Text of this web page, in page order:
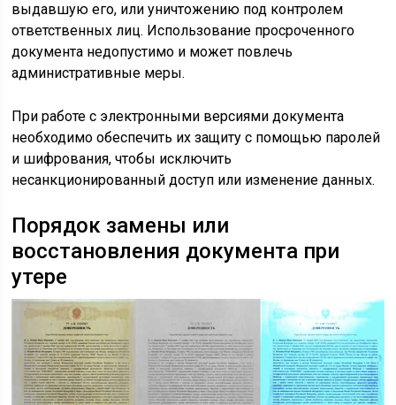
выдавшую его, или уничтожению под контролем
ответственных лиц. Использование просроченного
документа недопустимо и может повлечь
административные меры.
При работе с электронными версиями документа
необходимо обеспечить их защиту с помощью паролей
и шифрования, чтобы исключить
несанкционированный доступ или изменение данных.
Порядок замены или
восстановления документа при
утере